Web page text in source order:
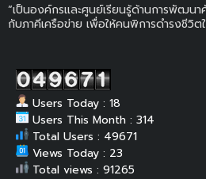
“เป็นองค์กรและศูนย์เรียนรู้ด้านการพัฒน
กับภาคีเครือข่าย เพื่อให้คนพิการดำรงชีวิต
Users Today : 18
Users This Month : 314
Total Users : 49671
Views Today : 23
Total views : 91265